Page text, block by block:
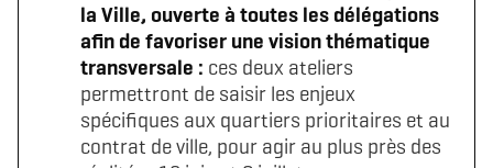
la Ville, ouverte à toutes les délégations
afin de favoriser une vision thématique
transversale : ces deux ateliers
permettront de saisir les enjeux
spécifiques aux quartiers prioritaires et au
contrat de ville, pour agir au plus près des